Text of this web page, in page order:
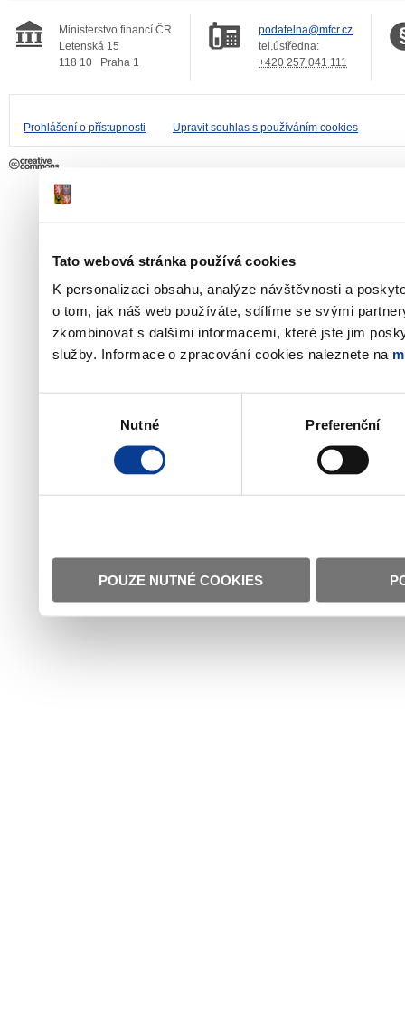
Tato webová stránka používá cookies
K personalizaci obsahu, analýze návštěvnosti a
o tom, jak náš web používáte, sdílíme se svými
zkombinovat s dalšími informacemi, které jste jim
služby. Informace o zpracování cookies naleznete na
Nutné Preferenční
POUZE NUTNÉ COOKIES
Ministerstvo financí ČR
Letenská 15
118 10
Praha 1
podatelna@mfcr.cz
tel.ústředna:
+420 257 041 111
Prohlášení o přístupnosti Upravit souhlas s používáním cookies